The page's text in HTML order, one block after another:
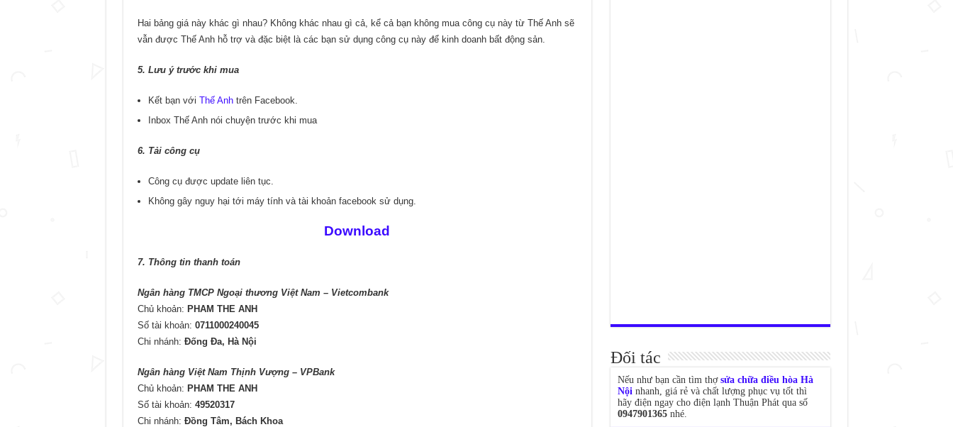
Hai bảng giá này khác gì nhau? Không khác nhau gì cả, kể cả bạn không mua công cụ này từ Thế Anh sẽ
vẫn được Thế Anh hỗ trợ và đặc biệt là các bạn sử dụng công cụ này để kinh doanh bất động sản.
5. Lưu ý trước khi mua
Kết bạn với Thế Anhtrên Facebook.
Inbox Thế Anh nói chuyện trước khi mua
6. Tải công cụ
Công cụ được update liên tục.
Không gây nguy hại tới máy tính và tài khoản facebook sử dụng.
Download
7. Thông tin thanh toán
Ngân hàng TMCP Ngoại thương Việt Nam – Vietcombank
Chủ khoản: PHAM THE ANH
Số tài khoản: 0711000240045
Chi nhánh: Đống Đa, Hà Nội
Ngân hàng Việt Nam Thịnh Vượng – VPBank
Chủ khoản: PHAM THE ANH
Số tài khoản: 49520317
Chi nhánh: Đồng Tâm, Bách Khoa
Đối tác
Nếu như bạn cần tìm thợ sửa chữa điều hòa Hà
Nộinhanh, giá rẻ và chất lượng phục vụ tốt thì
hãy điện ngay cho điện lạnh Thuận Phát qua số
0947901365nhé.